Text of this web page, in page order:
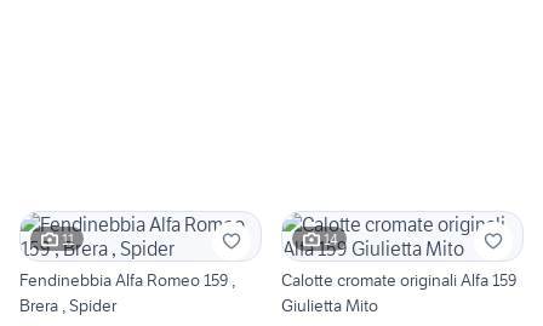
11
Fendinebbia Alfa Romeo 159 ,
Brera , Spider
14
Calotte cromate originali Alfa 159
Giulietta Mito